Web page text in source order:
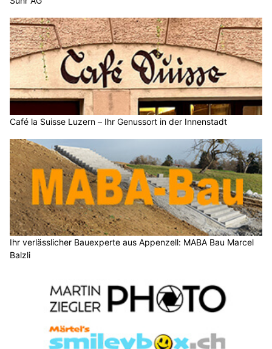
Café la Suisse Luzern – Ihr Genussort in der Innenstadt
Ihr verlässlicher Bauexperte aus Appenzell: MABA Bau Marcel
Balzli